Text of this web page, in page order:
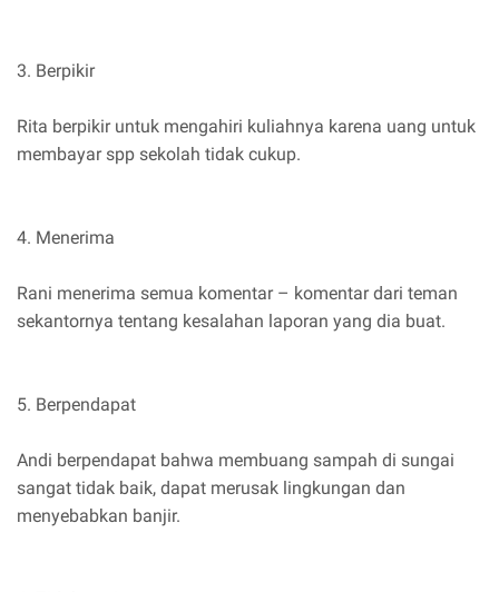
3. Berpikir
Rita berpikir untuk mengahiri kuliahnya karena uang untuk
membayar spp sekolah tidak cukup.
4. Menerima
Rani menerima semua komentar – komentar dari teman
sekantornya tentang kesalahan laporan yang dia buat.
5. Berpendapat
Andi berpendapat bahwa membuang sampah di sungai
sangat tidak baik, dapat merusak lingkungan dan
menyebabkan banjir.